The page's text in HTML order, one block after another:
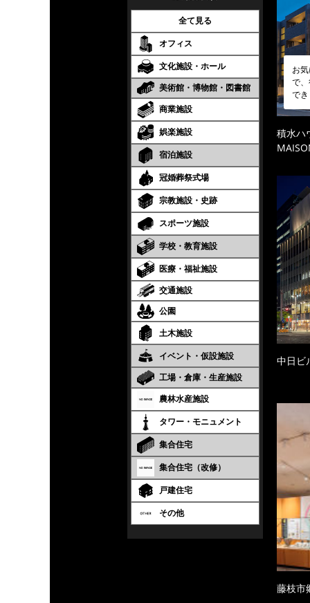
全て見る
オフィス
文化施設・ホール
美術館・博物館・図書館
商業施設
娯楽施設
宿泊施設
冠婚葬祭式場
宗教施設・史跡
スポーツ施設
学校・教育施設
医療・福祉施設
交通施設
公園
土木施設
イベント・仮設施設
工場・倉庫・生産施設
農林水産施設
タワー・モニュメント
集合住宅
集合住宅（改修）
戸建住宅
その他
お
で
で
積水
中日ビ
藤枝市